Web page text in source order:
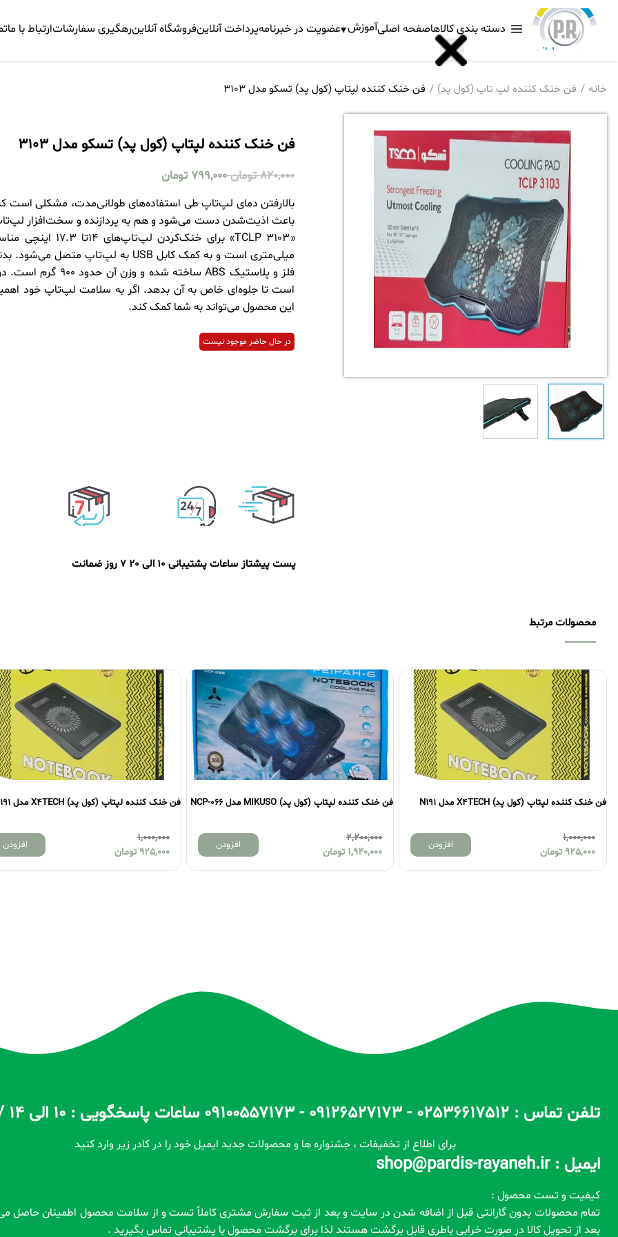
دسته بندی کالاهاصفحه اصلیآموزش عضویت در خبرنامهپرداخت آنلاینفروشگاه آنلاینرهگیری سفارشاتارتباط با ما
خانه فن خنک کننده لپ تاپ (کول پد) فن خنک کننده لپتاپ (کول پد) تسکو مدل 3103
فن خنک کننده لپتاپ (کول پد) تسکو مدل 3103
820,000 تومان 799,000 تومان
بالارفتن دمای لپ‌تاپ طی استفاده‌های طولانی‌مدت، مشکلی است
باعث اذیت‌شدن دست می‌شود و هم به پردازنده و سخت‌افزار
است تا جلوه‌ای خاص به آن بدهد. اگر به‌ سلامت لپ‌تاپ خود
این محصول می‌تواند به شما کمک کند.
در حال حاضر موجود نیست
پست پیشتاز ساعات پشتیبانی 10 الی 20 7 روز ضمانت
محصولات مرتبط
فن خنک کننده لپتاپ (کول پد) X4TECH مدل N191
1,000,000
925,000 تومان
افزودن
فن خنک کننده لپتاپ (کول پد) MIKUSO مدل NCP-066
2,200,000
1,940,000 تومان
افزودن
فن خنک کننده لپتاپ (کول پد) X4TECH مدل N191
1,000,000
925,000 تومان
افزودن
تلفن تماس : 02536617512 - 09126527173 - 09100557173 ساعات پاسخگویی : 10 الی 14 / 17 الی 22
برای اطلاع از تخفیفات ، جشنواره ها و محصولات جدید ایمیل خود را در کادر زیر وارد کنید
ایمیل : shop@pardis-rayaneh.ir
کیفیت و تست محصول :
بعد از تحویل کالا در صورت خرابی باطری قابل برگشت هستند لذا برای برگشت محصول با پشتیبانی تماس بگیرید .